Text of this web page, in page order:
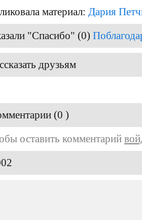
материал: Дария
"Спасибо" (0)
друзьям
(0 )
оставить комментарий